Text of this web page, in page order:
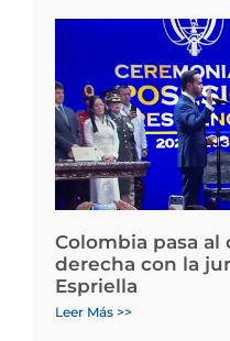
Colombia pasa
derecha con la
Espriella
Leer Más >>